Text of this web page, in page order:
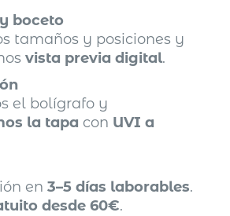
boceto
tamaños y posiciones y
vista previa digital.
el bolígrafo y
la tapa con UVI a
en3–5 días laborables.
desde 60€.